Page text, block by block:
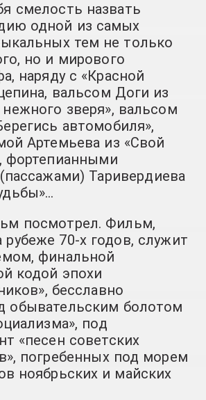
смелость назвать
одной из самых
тем не только
но и мирового
наряду с «Красной
вальсом Доги из
зверя», вальсом
автомобиля»,
Артемьева из «Свой
фортепианными
Таривердиева
посмотрел. Фильм,
70-х годов, служит
финальной
кодой эпохи
бесславно
обывательским болотом
под
«песен советских
погребенных под морем
ноябрьских и майских